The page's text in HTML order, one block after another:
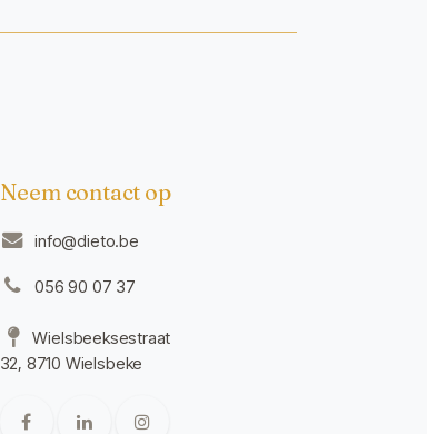
Neem contact op
info@dieto.be
056 90 07 37
Wielsbeeksestraat
32, 8710 Wielsbeke